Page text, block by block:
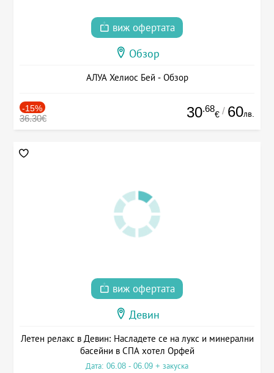
виж офертата
Обзор
АЛУА Хелиос Бей - Обзор
-15%
36.30€ 30.68
€ / 60лв.
виж офертата
Девин
Летен релакс в Девин: Насладете се на лукс и минерални
басейни в СПА хотел Орфей
Дата: 06.08 - 06.09 + закуска